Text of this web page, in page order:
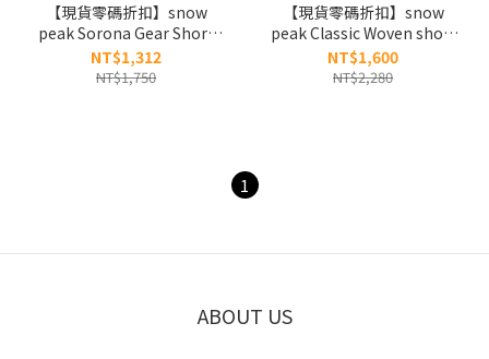
【現貨零碼折扣】snow
peak Sorona Gear Short
Sleeve T-shirt 25SS露營圖
像短tee S25MUFTS70 速乾
NT$1,312
NT$1,750
【現貨零碼折扣】snow
peak Classic Woven short
Sleeve T-shirts 胸前刺繡
logo速乾短Ｔ
NT$1,600
NT$2,280
1
ABOUT US